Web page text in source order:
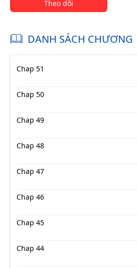
Theo dõi
DANH SÁCH CHƯƠNG
Chap 51
Chap 50
Chap 49
Chap 48
Chap 47
Chap 46
Chap 45
Chap 44